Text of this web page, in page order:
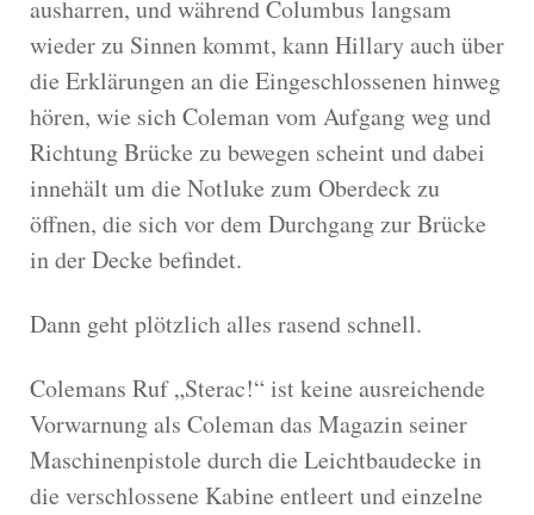
ausharren, und während Columbus langsam
wieder zu Sinnen kommt, kann Hillary auch über
die Erklärungen an die Eingeschlossenen hinweg
hören, wie sich Coleman vom Aufgang weg und
Richtung Brücke zu bewegen scheint und dabei
innehält um die Notluke zum Oberdeck zu
öffnen, die sich vor dem Durchgang zur Brücke
in der Decke befindet.
Dann geht plötzlich alles rasend schnell.
Colemans Ruf „Sterac!“ ist keine ausreichende
Vorwarnung als Coleman das Magazin seiner
Maschinenpistole durch die Leichtbaudecke in
die verschlossene Kabine entleert und einzelne